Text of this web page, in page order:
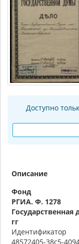
Доступно
Описание
Фонд
РГИА. Ф. 1278
Государственная
гг
Идентификатор
48572405-38c5-